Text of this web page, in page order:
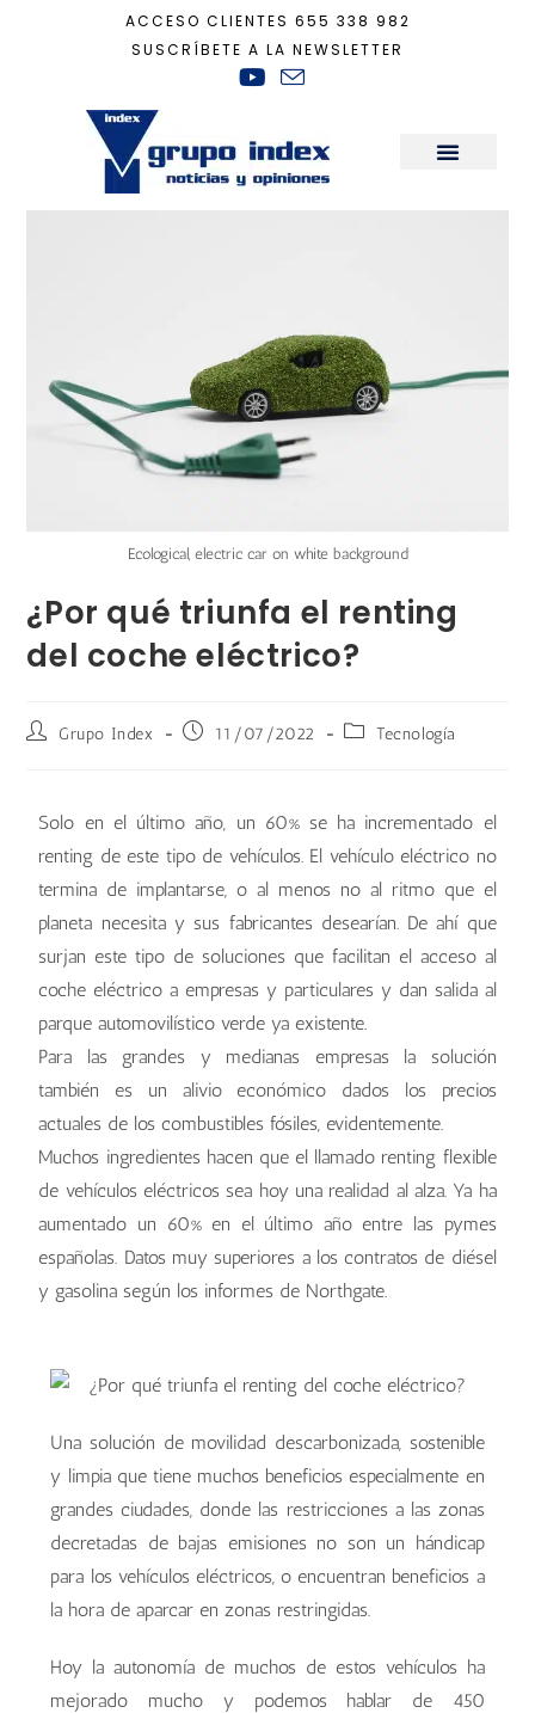
ACCESO CLIENTES 655 338 982
SUSCRÍBETE A LA NEWSLETTER
Tecnología
Ecological, electric car on white background
¿Por qué triunfa el renting
del coche eléctrico?
Grupo Index 11/07/2022 Tecnología
Solo en el último año, un 60% se ha incrementado el
renting de este tipo de vehículos. El vehículo eléctrico no
termina de implantarse, o al menos no al ritmo que el
planeta necesita y sus fabricantes desearían. De ahí que
surjan este tipo de soluciones que facilitan el acceso al
coche eléctrico a empresas y particulares y dan salida al
parque automovilístico verde ya existente.
Para las grandes y medianas empresas la solución
también es un alivio económico dados los precios
actuales de los combustibles fósiles, evidentemente.
Muchos ingredientes hacen que el llamado renting flexible
de vehículos eléctricos sea hoy una realidad al alza. Ya ha
aumentado un 60% en el último año entre las pymes
españolas. Datos muy superiores a los contratos de diésel
y gasolina según los informes de Northgate.
Una solución de movilidad descarbonizada, sostenible
y limpia que tiene muchos beneficios especialmente en
grandes ciudades, donde las restricciones a las zonas
decretadas de bajas emisiones no son un hándicap
para los vehículos eléctricos, o encuentran beneficios a
la hora de aparcar en zonas restringidas.
Hoy la autonomía de muchos de estos vehículos ha
mejorado mucho y podemos hablar de 450